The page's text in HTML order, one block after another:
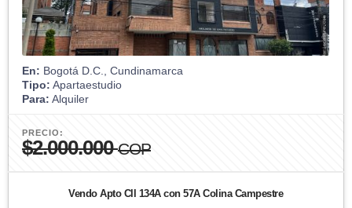
En: Bogotá D.C., Cundinamarca
Tipo: Apartaestudio
Para: Alquiler
PRECIO:
$2.000.000COP
Vendo Apto Cll 134A con 57A Colina Campestre